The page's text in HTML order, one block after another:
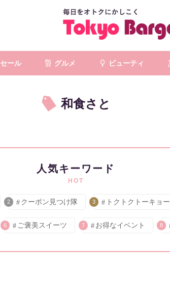
セール グルメ ビューティ
和食さと
人気キーワード
HOT
2 クーポン見つけ隊 3 トクトクトーキョー
6 ご褒美スイーツ 7 お得なイベント 8